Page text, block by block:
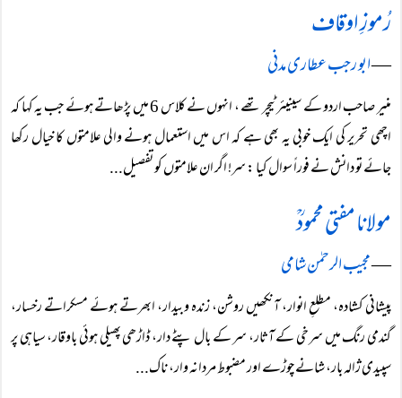
رُموزِ اوقاف
―ابو رجب عطاری مدنی
منیر صاحب اردو کے سینیئر ٹیچر تھے ، انہوں نے کلاس 6 میں پڑھاتے ہوئے جب یہ کہا کہ
اچھی تحریر کی ایک خوبی یہ بھی ہے کہ اس میں استعمال ہونے والی علامتوں کا خیال رکھا
جائے تو دانش نے فوراً سوال کیا : سر! اگر ان علامتوں کو تفصیل...
مولانا مفتی محمودؒ
―مجیب الرحمٰن شامی
پیشانی کشادہ، مطلعِ انوار، آنکھیں روشن، زندہ وبیدار، ابھرتے ہوئے مسکراتے رخسار،
گندمی رنگ میں سرخی کے آثار، سر کے بال پٹے دار، ڈاڑھی پھیلی ہوئی باوقار، سیاہی پر
سپیدی ژالہ بار، شانے چوڑے اور مضبوط مردانہ وار، ناک...